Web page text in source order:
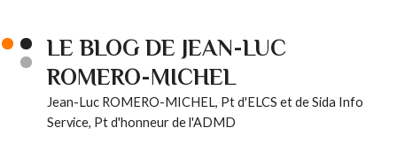
LE BLOG DE JEAN-LUC
ROMERO-MICHEL
Jean-Luc ROMERO-MICHEL, Pt d'ELCS et de Sida Info
Service, Pt d'honneur de l'ADMD